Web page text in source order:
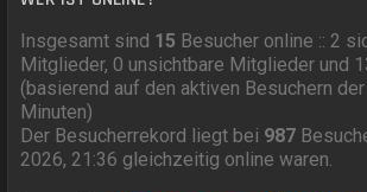
Insgesamt sind 15 Besucher online :: 2
Mitglieder, 0 unsichtbare Mitglieder und
(basierend auf den aktiven Besuchern
Minuten)
Der Besucherrekord liegt bei 987
2026, 21:36 gleichzeitig online waren.